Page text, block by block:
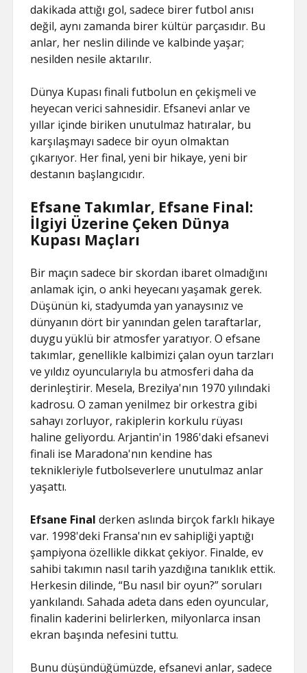
dakikada attığı gol, sadece birer futbol anısı
değil, aynı zamanda birer kültür parçasıdır. Bu
anlar, her neslin dilinde ve kalbinde yaşar;
nesilden nesile aktarılır.
Dünya Kupası finali futbolun en çekişmeli ve
heyecan verici sahnesidir. Efsanevi anlar ve
yıllar içinde biriken unutulmaz hatıralar, bu
karşılaşmayı sadece bir oyun olmaktan
çıkarıyor. Her final, yeni bir hikaye, yeni bir
destanın başlangıcıdır.
Efsane Takımlar, Efsane Final:
İlgiyi Üzerine Çeken Dünya
Kupası Maçları
Bir maçın sadece bir skordan ibaret olmadığını
anlamak için, o anki heyecanı yaşamak gerek.
Düşünün ki, stadyumda yan yanaysınız ve
dünyanın dört bir yanından gelen taraftarlar,
duygu yüklü bir atmosfer yaratıyor. O efsane
takımlar, genellikle kalbimizi çalan oyun tarzları
ve yıldız oyuncularıyla bu atmosferi daha da
derinleştirir. Mesela, Brezilya'nın 1970 yılındaki
kadrosu. O zaman yenilmez bir orkestra gibi
sahayı zorluyor, rakiplerin korkulu rüyası
haline geliyordu. Arjantin'in 1986'daki efsanevi
finali ise Maradona'nın kendine has
teknikleriyle futbolseverlere unutulmaz anlar
yaşattı.
Efsane Final derken aslında birçok farklı hikaye
var. 1998'deki Fransa'nın ev sahipliği yaptığı
şampiyona özellikle dikkat çekiyor. Finalde, ev
sahibi takımın nasıl tarih yazdığına tanıklık ettik.
Herkesin dilinde, “Bu nasıl bir oyun?” soruları
yankılandı. Sahada adeta dans eden oyuncular,
finalin kaderini belirlerken, milyonlarca insan
ekran başında nefesini tuttu.
Bunu düşündüğümüzde, efsanevi anlar, sadece